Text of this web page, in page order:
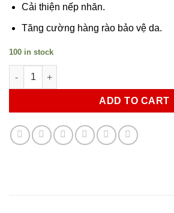
Cải thiện nếp nhăn.
Tăng cường hàng rào bảo vệ da.
100 in stock
Tinh Chất B5 Cấp Ẩm Phục Hồi Da hồi
ADD TO CART